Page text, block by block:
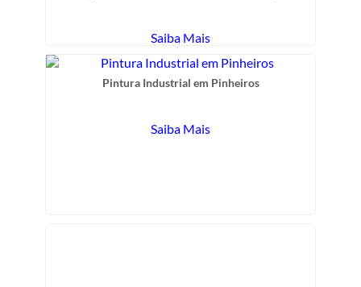
Saiba Mais
Pintura Industrial em Pinheiros
Saiba Mais